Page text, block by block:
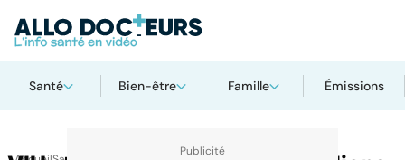
Santé Bien-être Famille Émissions